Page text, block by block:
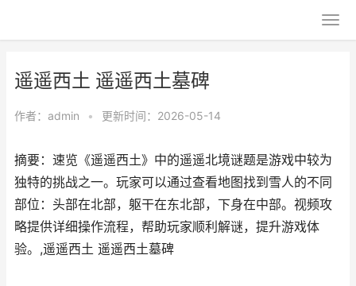
遥遥西土 遥遥西土墓碑
作者： admin • 更新时间：2026-05-14
摘要：速览《遥遥西土》中的遥遥北境谜题是游戏中较为
独特的挑战之一。玩家可以通过查看地图找到雪人的不同
部位：头部在北部，躯干在东北部，下身在中部。视频攻
略提供详细操作流程，帮助玩家顺利解谜，提升游戏体
验。,遥遥西土 遥遥西土墓碑